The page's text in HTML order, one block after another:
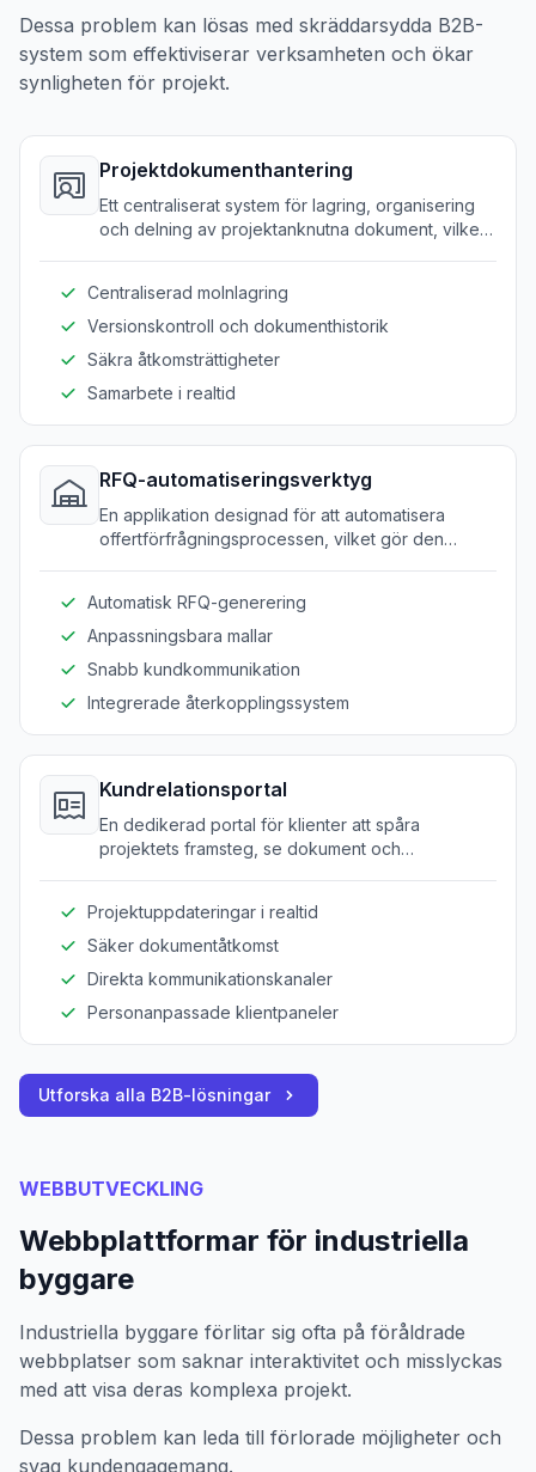
Dessa problem kan lösas med skräddarsydda B2B-
system som effektiviserar verksamheten och ökar
synligheten för projekt.
Projektdokumenthantering
Ett centraliserat system för lagring, organisering
och delning av projektanknutna dokument, vilket
Centraliserad molnlagring
Versionskontroll och dokumenthistorik
Säkra åtkomsträttigheter
Samarbete i realtid
RFQ-automatiseringsverktyg
En applikation designad för att automatisera
offertförfrågningsprocessen, vilket gör den
Automatisk RFQ-generering
Anpassningsbara mallar
Snabb kundkommunikation
Integrerade återkopplingssystem
Kundrelationsportal
En dedikerad portal för klienter att spåra
projektets framsteg, se dokument och
Projektuppdateringar i realtid
Säker dokumentåtkomst
Direkta kommunikationskanaler
Personanpassade klientpaneler
Utforska alla B2B-lösningar
WEBBUTVECKLING
Webbplattformar för industriella
byggare
Industriella byggare förlitar sig ofta på föråldrade
webbplatser som saknar interaktivitet och misslyckas
med att visa deras komplexa projekt.
Dessa problem kan leda till förlorade möjligheter och
svag kundengagemang.